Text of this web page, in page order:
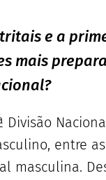
e a
mais
entre
masculina.